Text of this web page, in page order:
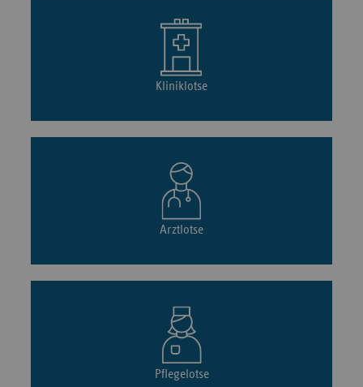
Kliniklotse
Arztlotse
Pflegelotse